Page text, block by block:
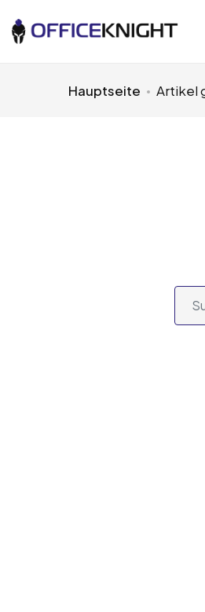
Hauptseite Artikel